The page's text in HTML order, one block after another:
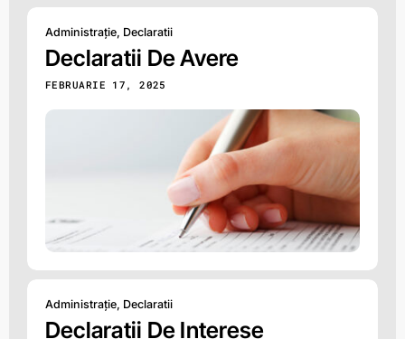
Administrație, Declaratii
Declaratii De Avere
FEBRUARIE 17, 2025
Administrație Declaratii
Declaratii De Interese